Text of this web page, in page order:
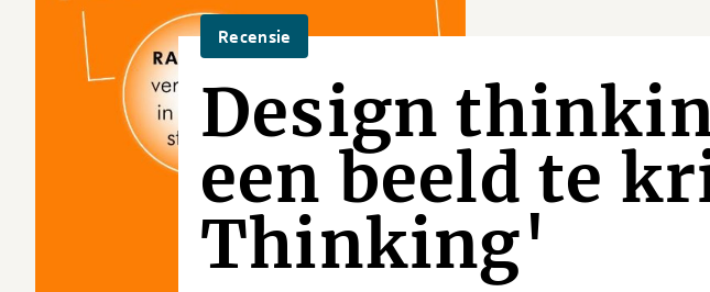
Recensie
Design
een beeld te
Thinking'